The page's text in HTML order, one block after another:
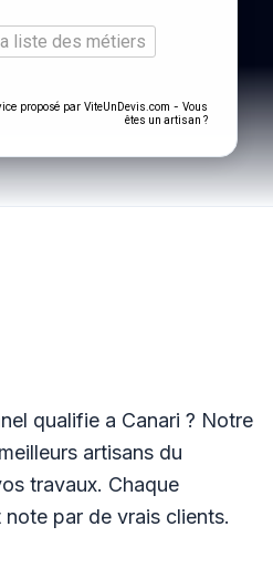
liste des métiers
proposé par ViteUnDevis.com - Vous
êtes un artisan ?
qualifie a Canari ? Notre
artisans du
travaux. Chaque
par de vrais clients.